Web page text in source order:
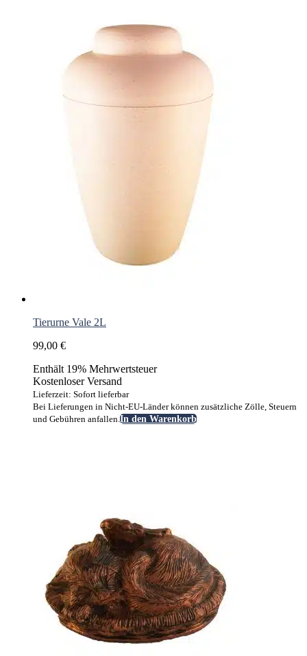
Tierurne Vale 2L
99,00 €
Enthält 19% Mehrwertsteuer
Kostenloser Versand
Lieferzeit: Sofort lieferbar
Bei Lieferungen in Nicht-EU-Länder können zusätzliche Zölle, Steuern
und Gebühren anfallen.In den Warenkorb